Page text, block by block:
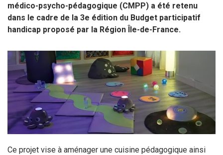
Sortir à Ste Gen’
médico-psycho-pédagogique (CMPP) a été retenu
dans le cadre de la 3e édition du Budget participatif
handicap proposé par la Région Île-de-France.
Ce projet vise à aménager une cuisine pédagogique ainsi